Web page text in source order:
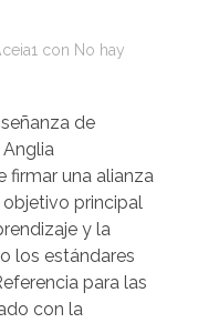
con No hay
de
Anglia
firmar una alianza
principal
y la
los estándares
para las
con la